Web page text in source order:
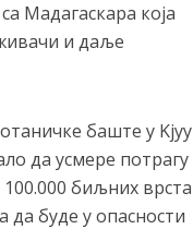
Мадагаскара која
и даље
баште у Kјуу
да усмере потрагу
биљних врста
да буде у опасности